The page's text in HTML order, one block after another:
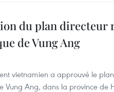
du plan directeur
de Vung Ang
vietnamien a approuvé le
Vung Ang, dans la province de